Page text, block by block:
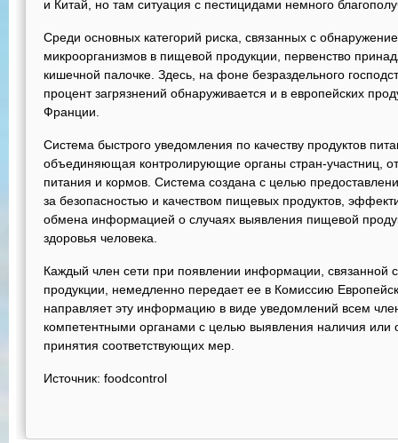
и Китай, но там ситуация с пестицидами немного
Среди основных категорий риска, связанных с
микроорганизмов в пищевой продукции, первенство
кишечной палочке. Здесь, на фоне безраздельного
процент загрязнений обнаруживается и в европейских
Франции.
Система быстрого уведомления по качеству продуктов
объединяющая контролирующие органы стран-участниц,
питания и кормов. Система создана с целью
за безопасностью и качеством пищевых продуктов,
обмена информацией о случаях выявления пищевой
здоровья человека.
Каждый член сети при появлении информации, связанной
продукции, немедленно передает ее в Комиссию
направляет эту информацию в виде уведомлений всем
компетентными органами с целью выявления наличия или
принятия соответствующих мер.
Источник: foodcontrol